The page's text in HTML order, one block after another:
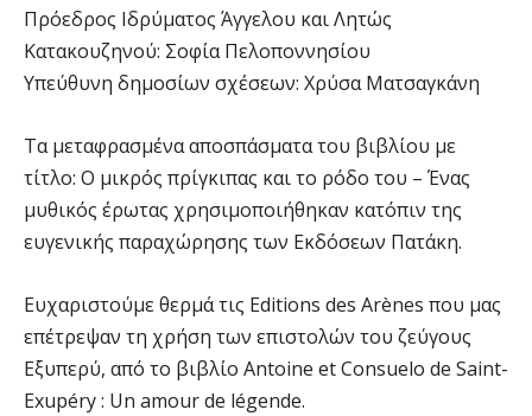
Πρόεδρος Ιδρύματος Άγγελου και Λητώς
Κατακουζηνού: Σοφία Πελοποννησίου
Υπεύθυνη δημοσίων σχέσεων: Χρύσα Ματσαγκάνη
Τα μεταφρασμένα αποσπάσματα του βιβλίου με
τίτλο: Ο μικρός πρίγκιπας και το ρόδο του – Ένας
μυθικός έρωτας χρησιμοποιήθηκαν κατόπιν της
ευγενικής παραχώρησης των Εκδόσεων Πατάκη.
Ευχαριστούμε θερμά τις Editions des Arènes που μας
επέτρεψαν τη χρήση των επιστολών του ζεύγους
Εξυπερύ, από το βιβλίο Antoine et Consuelo de Saint-
Exupéry : Un amour de légende.